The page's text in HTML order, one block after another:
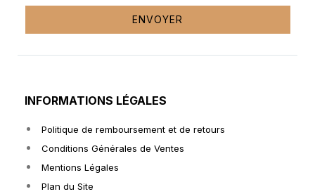
ENVOYER
INFORMATIONS LÉGALES
Politique de remboursement et de retours
Conditions Générales de Ventes
Mentions Légales
Plan du Site